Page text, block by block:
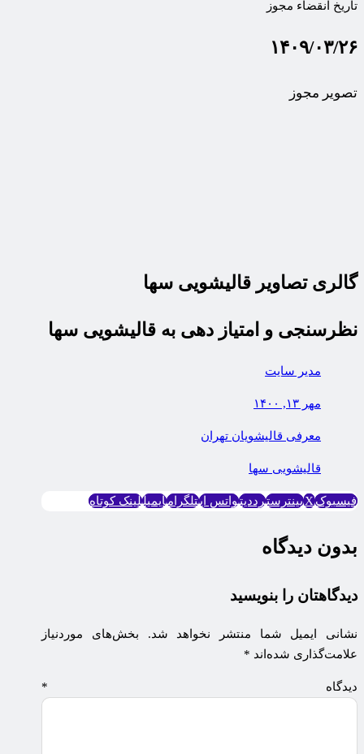
تاریخ انقضاء مجوز
۱۴۰۹/۰۳/۲۶
تصویر مجوز
گالری تصاویر قالیشویی سها
نظرسنجی و امتیاز دهی به قالیشویی سها
مدیر سایت
مهر ۱۳, ۱۴۰۰
معرفی قالیشویان تهران
قاليشويی سها
فیسبوکXپینترسترددیتواتس اپتلگرامایمیللینک کوتاه
بدون دیدگاه
دیدگاهتان را بنویسید
نشانی ایمیل شما منتشر نخواهد شد.
بخش‌های موردنیاز
علامت‌گذاری شده‌اند *
دیدگاه *